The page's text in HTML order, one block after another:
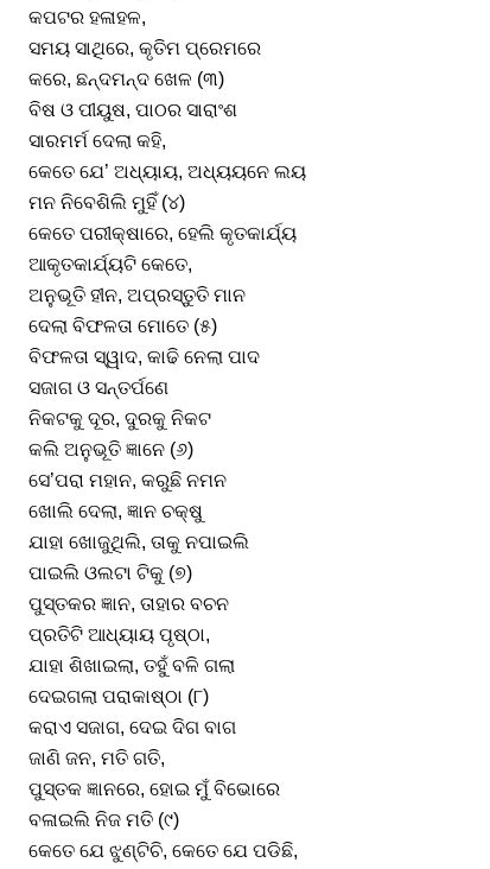
କପଟର ହଳାହଳ,
ସମୟ ସାଥିରେ, କୃତିମ ପ୍ରେମରେ
କରେ, ଛନ୍ଦମନ୍ଦ ଖେଳ (୩)
ବିଷ ଓ ପୀୟୁଷ, ପାଠର ସାରାଂଶ
ସାରମର୍ମ ଦେଲା କହି,
କେତେ ଯେ’ ଅଧ୍ୟାୟ, ଅଧ୍ୟୟନେ ଲୟ
ମନ ନିବେଶିଲି ମୁହିଁ (୪)
କେତେ ପରୀକ୍ଷାରେ, ହେଲି କୃତକାର୍ଯ୍ୟ
ଆକୃତକାର୍ଯ୍ୟଟି କେତେ,
ଅନୁଭୂତି ହୀନ, ଅପ୍ରସ୍ତୁତି ମାନ
ଦେଲା ବିଫଳତା ମୋତେ (୫)
ବିଫଳତା ସ୍ୱାଦ, କାଢି ନେଲା ପାଦ
ସଜାଗ ଓ ସନ୍ତର୍ପଣେ
ନିକଟକୁ ଦୂର, ଦୁରକୁ ନିକଟ
କଲି ଅନୁଭୂତି ଜ୍ଞାନେ (୬)
ସେ’ପରା ମହାନ, କରୁଛି ନମନ
ଖୋଲି ଦେଲା, ଜ୍ଞାନ ଚକ୍ଷୁ
ଯାହା ଖୋଜୁଥିଲି, ତାକୁ ନପାଇଲି
ପାଇଲି ଓଲଟା ଟିକୁ (୭)
ପୁସ୍ତକର ଜ୍ଞାନ, ତାହାର ବଚନ
ପ୍ରତିଟି ଆଧ୍ୟାୟ ପୃଷ୍ଠା,
ଯାହା ଶିଖାଇଲା, ତହୁଁ ବଳି ଗଲା
ଦେଇଗଲା ପରାକାଷ୍ଠା (୮)
କରାଏ ସଜାଗ, ଦେଇ ଦିଗ ବାଗ
ଜାଣି ଜନ, ମତି ଗତି,
ପୁସ୍ତକ ଜ୍ଞାନରେ, ହୋଇ ମୁଁ ବିଭୋରେ
ବଳାଇଲି ନିଜ ମତି (୯)
କେତେ ଯେ ଝୁଣ୍ଟିଚି, କେତେ ଯେ ପଡିଛି,